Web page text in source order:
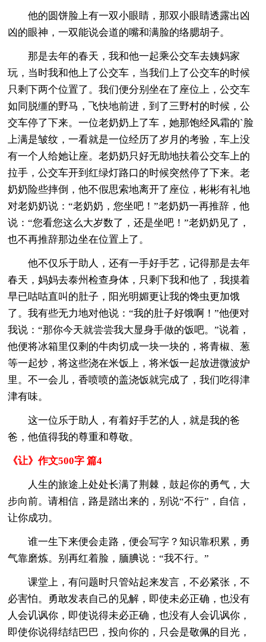
他的圆饼脸上有一双小眼睛，那双小眼睛透露出凶
凶的眼神，一双能说会道的嘴和满脸的络腮胡子。
那是去年的春天，我和他一起乘公交车去姨妈家
玩，当时我和他上了公交车，当我们上了公交车的时候
只剩下两个位置了。我们便分别坐在了座位上，公交车
如同脱缰的野马，飞快地前进，到了三野村的时候，公
交车停了下来。一位老奶奶上了车，她那饱经风霜的`脸
上满是皱纹，一看就是一位经历了岁月的考验，车上没
有一个人给她让座。老奶奶只好无助地扶着公交车上的
拉手，公交车开到红绿灯路口的时候突然停了下来。老
奶奶险些摔倒，他不假思索地离开了座位，彬彬有礼地
对老奶奶说：“老奶奶，您坐吧！”老奶奶一再推辞，他
说：“您看您这么大岁数了，还是坐吧！”老奶奶见了，
也不再推辞那边坐在位置上了。
他不仅乐于助人，还有一手好手艺，记得那是去年
春天，妈妈去泰州检查身体，只剩下我和他了，我摸着
早已咕咕直叫的肚子，阳光明媚更让我的馋虫更加饿
了。我有些无力地对他说：“我的肚子好饿啊！”他便对
我说：“那你今天就尝尝我大显身手做的饭吧。”说着，
他便将冰箱里仅剩的牛肉切成一块一块的，将青椒、葱
等一起炒，将这些浇在米饭上，将米饭一起放进微波炉
里。不一会儿，香喷喷的盖浇饭就完成了，我们吃得津
津有味。
这一位乐于助人，有着好手艺的人，就是我的爸
爸，他值得我的尊重和尊敬。
《让》作文500字 篇4
人生的旅途上处处长满了荆棘，鼓起你的勇气，大
步向前。请相信，路是踏出来的，别说“不行”，自信，
让你成功。
谁一生下来便会走路，便会写字？知识靠积累，勇
气靠磨炼。别再红着脸，腼腆说：“我不行。”
课堂上，有问题时只管站起来发言，不必紧张，不
必害怕。勇敢发表自己的见解，即使未必正确，也没有
人会讥讽你，即使说得未必正确，也没有人会讥讽你，
即使你说得结结巴巴，投向你的，只会是敬佩的目光，